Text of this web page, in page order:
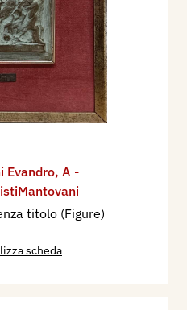
Evandro, A -
titolo (Figure)
scheda